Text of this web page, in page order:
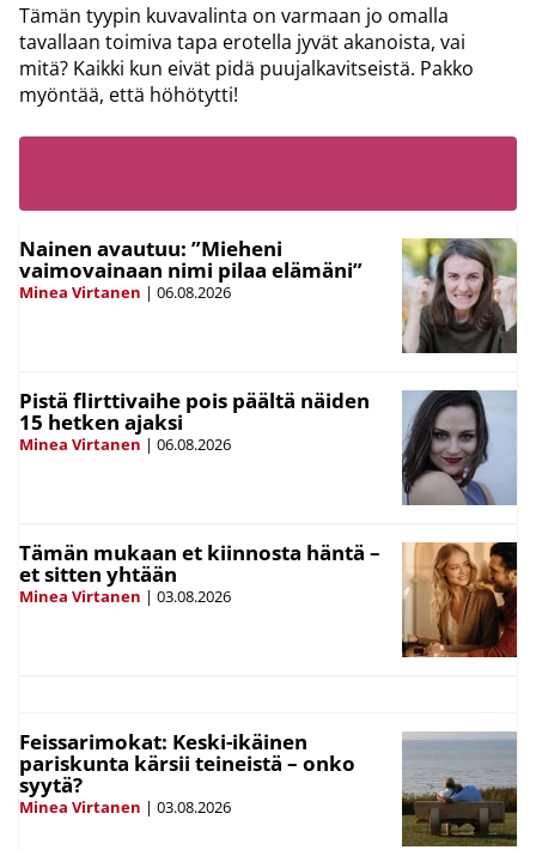
Tämän tyypin kuvavalinta on varmaan jo omalla
tavallaan toimiva tapa erotella jyvät akanoista, vai
mitä? Kaikki kun eivät pidä puujalkavitseistä. Pakko
myöntää, että höhötytti!
Nainen avautuu: ”Mieheni
vaimovainaan nimi pilaa elämäni”
Minea Virtanen | 06.08.2026
Pistä flirttivaihe pois päältä näiden
15 hetken ajaksi
Minea Virtanen | 06.08.2026
Tämän mukaan et kiinnosta häntä –
et sitten yhtään
Minea Virtanen | 03.08.2026
Feissarimokat: Keski-ikäinen
pariskunta kärsii teineistä – onko
syytä?
Minea Virtanen | 03.08.2026